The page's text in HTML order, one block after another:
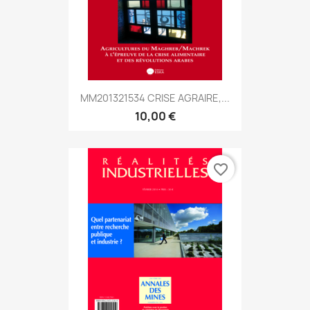
MM201321534 CRISE AGRAIRE,...
10,00 €
favorite_border